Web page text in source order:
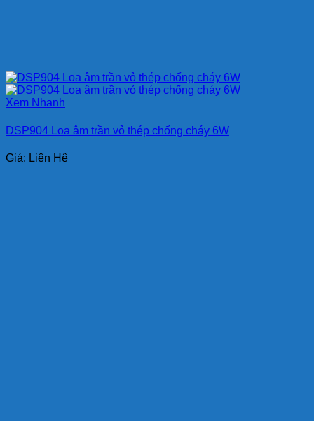
Xem Nhanh
DSP904 Loa âm trần vỏ thép chống cháy 6W
Giá: Liên Hệ